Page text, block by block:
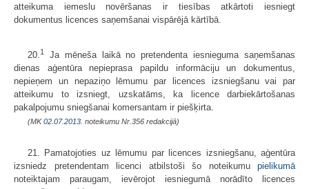
atteikuma iemeslu novēršanas ir tiesības atkārtoti iesniegt
dokumentus licences saņemšanai vispārējā kārtībā.
20. 1
Ja mēneša laikā no pretendenta iesnieguma saņemšanas
dienas aģentūra nepieprasa papildu informāciju un dokumentus,
nepieņem un nepaziņo lēmumu par licences izsniegšanu vai par
atteikumu to izsniegt, uzskatāms, ka licence darbiekārtošanas
pakalpojumu sniegšanai komersantam ir piešķirta.
(MK02.07.2013. noteikumu Nr.356 redakcijā)
21. Pamatojoties uz lēmumu par licences izsniegšanu, aģentūra
izsniedz pretendentam licenci atbilstoši šo noteikumu pielikumā
noteiktajam paraugam, ievērojot iesniegumā norādīto licences